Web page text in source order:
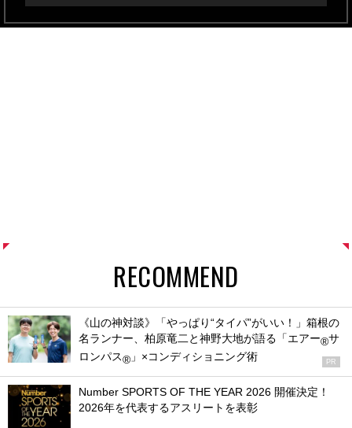
RECOMMEND
《山の神対談》「やっぱり“タイパ”がいい！」箱根の
名ランナー、柏原竜二と神野大地が語る「エアー®サ
ロンパス® 」×コンディショニング術 PR
Number SPORTS OF THE YEAR 2026 開催決定！
2026年を代表するアスリートを表彰